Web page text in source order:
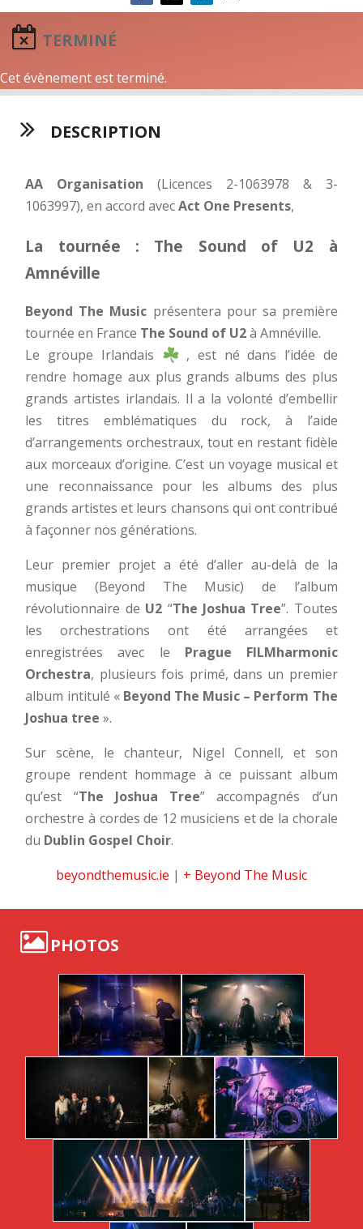
TERMINÉ
Cet évènement est terminé.
DESCRIPTION
AA Organisation (Licences 2-1063978 & 3-
1063997), en accord avecAct One Presents,
La tournée : The Sound of U2 à
Amnéville
Beyond The Music présentera pour sa première
tournée en France The Sound of U2à Amnéville.
Le groupe Irlandais
, est né dans l’idée de
rendre homage aux plus grands albums des plus
grands artistes irlandais. Il a la volonté d’embellir
les titres emblématiques du rock, à l’aide
d’arrangements orchestraux, tout en restant fidèle
aux morceaux d’origine. C’est un voyage musical et
une reconnaissance pour les albums des plus
grands artistes et leurs chansons qui ont contribué
à façonner nos générations.
Leur premier projet a été d’aller au-delà de la
musique (Beyond The Music) de l’album
révolutionnaire de U2 “The Joshua Tree”. Toutes
les orchestrations ont été arrangées et
enregistrées avec le Prague FILMharmonic
Orchestra, plusieurs fois primé, dans un premier
album intitulé « Beyond The Music – Perform The
Joshua tree ».
Sur scène, le chanteur, Nigel Connell, et son
groupe rendent hommage à ce puissant album
qu’est “The Joshua Tree” accompagnés d’un
orchestre à cordes de 12 musiciens et de la chorale
du Dublin Gospel Choir.
beyondthemusic.ie | + Beyond The Music
PHOTOS